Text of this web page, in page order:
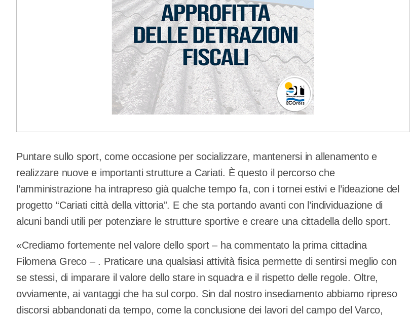
Puntare sullo sport, come occasione per socializzare, mantenersi in allenamento e
realizzare nuove e importanti strutture a Cariati. È questo il percorso che
l’amministrazione ha intrapreso già qualche tempo fa, con i tornei estivi e l’ideazione del
progetto “Cariati città della vittoria”. E che sta portando avanti con l’individuazione di
alcuni bandi utili per potenziare le strutture sportive e creare una cittadella dello sport.
«Crediamo fortemente nel valore dello sport – ha commentato la prima cittadina
Filomena Greco – . Praticare una qualsiasi attività fisica permette di sentirsi meglio con
se stessi, di imparare il valore dello stare in squadra e il rispetto delle regole. Oltre,
ovviamente, ai vantaggi che ha sul corpo. Sin dal nostro insediamento abbiamo ripreso
discorsi abbandonati da tempo, come la conclusione dei lavori del campo del Varco,